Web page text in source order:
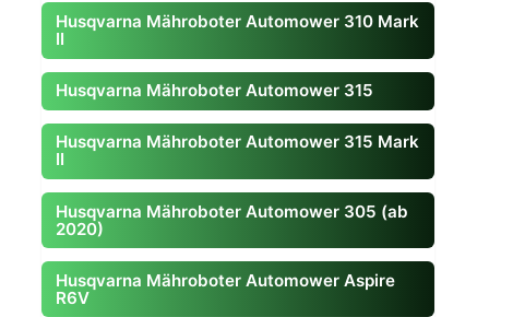
Husqvarna Mähroboter Automower 310 Mark
II
Husqvarna Mähroboter Automower 315
Husqvarna Mähroboter Automower 315 Mark
II
Husqvarna Mähroboter Automower 305 (ab
2020)
Husqvarna Mähroboter Automower Aspire
R6V